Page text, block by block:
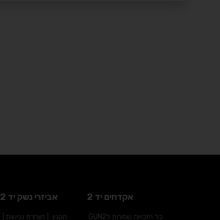
אקדחים יד 2 אביזרי נשק יד 2
כל הזכויות שמורות לGUN2 תקנון הצהרת נגישות